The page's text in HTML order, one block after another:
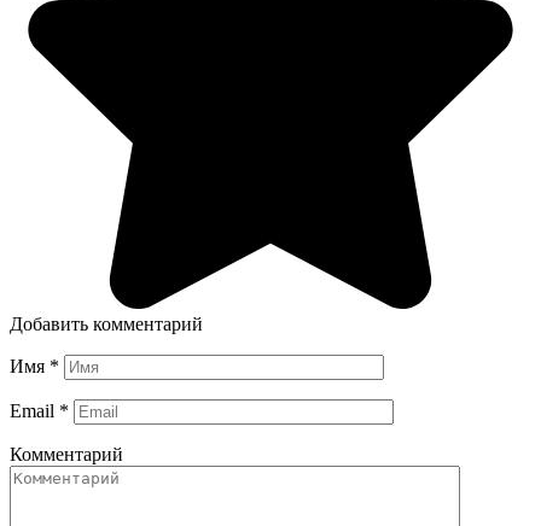
Добавить комментарий
Имя *
Email *
Комментарий